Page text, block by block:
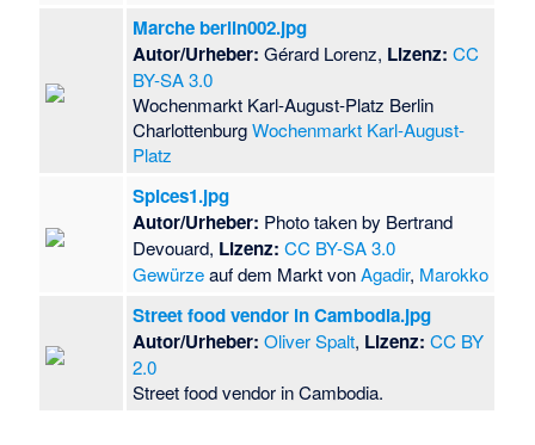
Marche berlin002.jpg
Autor/Urheber: Gérard Lorenz, Lizenz: CC
BY-SA 3.0
Wochenmarkt Karl-August-Platz Berlin
CharlottenburgWochenmarkt Karl-August-
Platz
Spices1.jpg
Autor/Urheber: Photo taken by Bertrand
Devouard, Lizenz: CC BY-SA 3.0
Gewürzeauf dem Markt vonAgadir, Marokko
Street food vendor in Cambodia.jpg
Autor/Urheber: Oliver Spalt, Lizenz: CC BY
2.0
Street food vendor in Cambodia.